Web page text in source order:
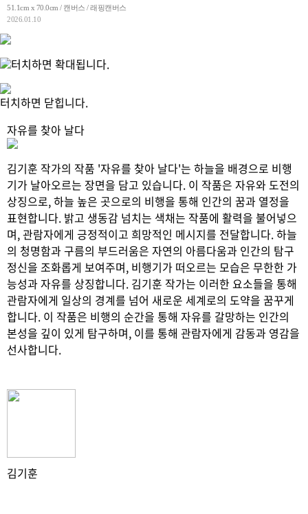
51.1cm x 70.0cm / 캔버스 / 래핑캔버스
2026.01.10
터치하면 확대됩니다.
터치하면 닫힙니다.
자유를 찾아 날다
김기훈 작가의 작품 '자유를 찾아 날다'는 하늘을 배경으로 비행
기가 날아오르는 장면을 담고 있습니다. 이 작품은 자유와 도전의
상징으로, 하늘 높은 곳으로의 비행을 통해 인간의 꿈과 열정을
표현합니다. 밝고 생동감 넘치는 색채는 작품에 활력을 불어넣으
며, 관람자에게 긍정적이고 희망적인 메시지를 전달합니다. 하늘
의 청명함과 구름의 부드러움은 자연의 아름다움과 인간의 탐구
정신을 조화롭게 보여주며, 비행기가 떠오르는 모습은 무한한 가
능성과 자유를 상징합니다. 김기훈 작가는 이러한 요소들을 통해
관람자에게 일상의 경계를 넘어 새로운 세계로의 도약을 꿈꾸게
합니다. 이 작품은 비행의 순간을 통해 자유를 갈망하는 인간의
본성을 깊이 있게 탐구하며, 이를 통해 관람자에게 감동과 영감을
선사합니다.
김기훈